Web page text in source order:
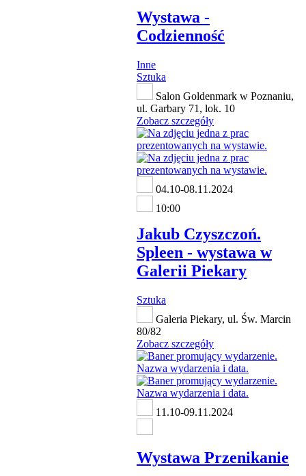
Wystawa -
Codzienność
Inne
Sztuka
Salon Goldenmark w Poznaniu,
ul. Garbary 71, lok. 10
Zobacz szczegóły
04.10-08.11.2024
10:00
Jakub Czyszczoń.
Spleen - wystawa w
Galerii Piekary
Sztuka
Galeria Piekary, ul. Św. Marcin
80/82
Zobacz szczegóły
11.10-09.11.2024
Wystawa Przenikanie